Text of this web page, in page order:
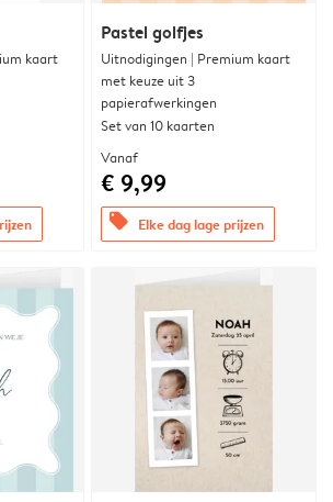
kaart
Pastel golfjes
Uitnodigingen | Premium kaart
met keuze uit 3
papierafwerkingen
Set van 10 kaarten
Vanaf
€ 9,99
offers Elke dag lage prijzen